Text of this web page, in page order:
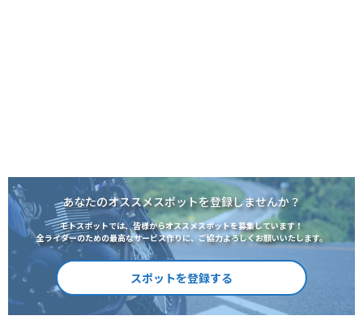
あなたのオススメスポットを登録しませんか？
モトスポットでは、皆様からオススメスポットを募集しています！
全ライダーのための最高なサービス作りに、ご協力よろしくお願いいたします。
スポットを登録する